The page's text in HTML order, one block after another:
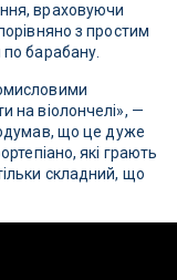
враховуючи
з простим
барабану.
на віолончелі», —
що це дуже
які грають
складний, що